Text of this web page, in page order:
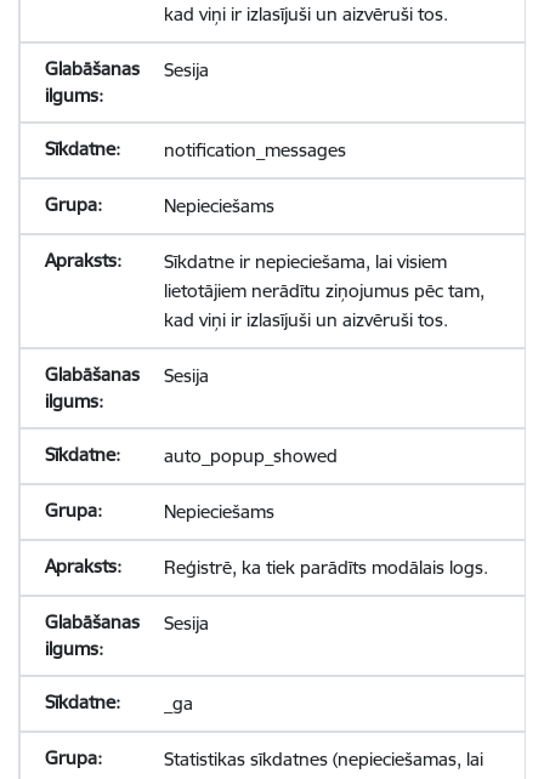
kad viņi ir izlasījuši un aizvēruši tos.
Sesija
notification_messages
Nepieciešams
Sīkdatne ir nepieciešama, lai visiem
lietotājiem nerādītu ziņojumus pēc tam,
kad viņi ir izlasījuši un aizvēruši tos.
Sesija
auto_popup_showed
Nepieciešams
Reģistrē, ka tiek parādīts modālais logs.
Sesija
_ga
Statistikas sīkdatnes (nepieciešamas, lai